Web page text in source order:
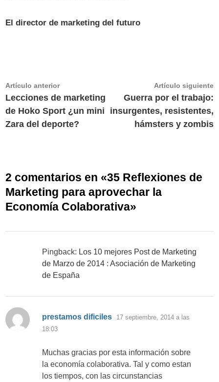
El director de marketing del futuro
Navegación
de
entradas
Artículo anteriorArtículo
anterior:
Lecciones de marketing
de Hoko Sport ¿un mini
Zara del deporte?
Artículo siguiente
Guerra por el trabajo:
insurgentes, resistentes,
hámsters y zombis
2 comentarios en «35 Reflexiones de
Marketing para aprovechar la
Economía Colaborativa»
Pingback: Los 10 mejores Post de Marketing
de Marzo de 2014 : Asociación de Marketing
de España
prestamos dificiles dice:
17 septiembre, 2014 a las
18:03
Muchas gracias por esta información sobre
la economía colaborativa. Tal y como estan
los tiempos, con las circunstancias